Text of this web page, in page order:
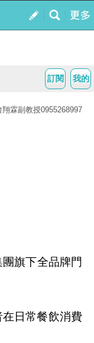
我的
訂閱
翔霖副教授0955268997
旗下全品牌門
日常餐飲消費